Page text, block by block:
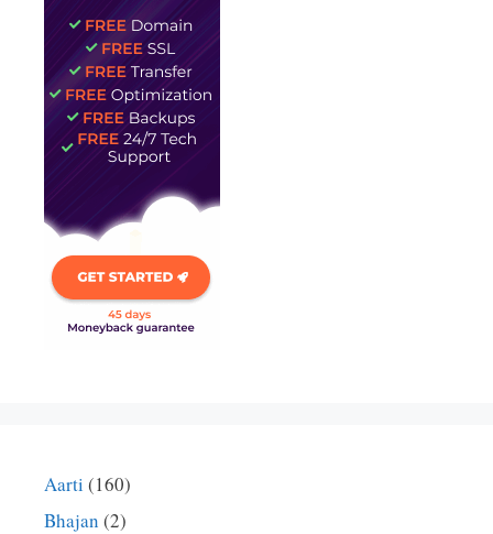
Aarti (160)
Bhajan (2)